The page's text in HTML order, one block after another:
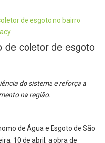
de coletor de esgoto
do sistema e reforça a
na região.
de Água e Esgoto de São
10 de abril, a obra de